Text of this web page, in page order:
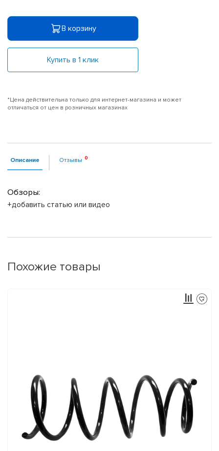
В корзину
Купить в 1 клик
*Цена действительна только для интернет-магазина и может
отличаться от цен в розничных магазинах
Описание Отзывы
Обзоры:
+добавить статью или видео
Похожие товары